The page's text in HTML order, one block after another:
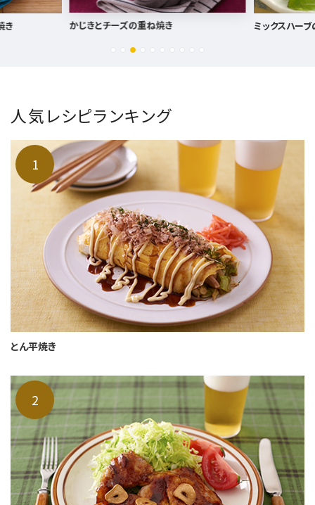
ミックスハーブのローストポーク 白菜と豚肉の
人気レシピランキング
とん平焼き